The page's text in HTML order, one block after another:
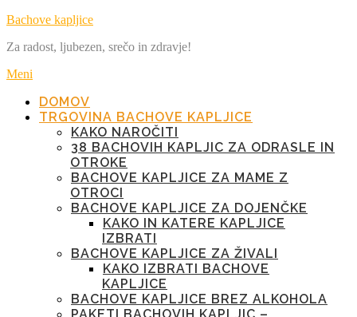
Preskoči
vsebino
Bachove kapljice
Za radost, ljubezen, srečo in zdravje!
Meni
DOMOV
TRGOVINA BACHOVE KAPLJICE
KAKO NAROČITI
38 BACHOVIH KAPLJIC ZA ODRASLE IN
OTROKE
BACHOVE KAPLJICE ZA MAME Z
OTROCI
BACHOVE KAPLJICE ZA DOJENČKE
KAKO IN KATERE KAPLJICE
IZBRATI
BACHOVE KAPLJICE ZA ŽIVALI
KAKO IZBRATI BACHOVE
KAPLJICE
BACHOVE KAPLJICE BREZ ALKOHOLA